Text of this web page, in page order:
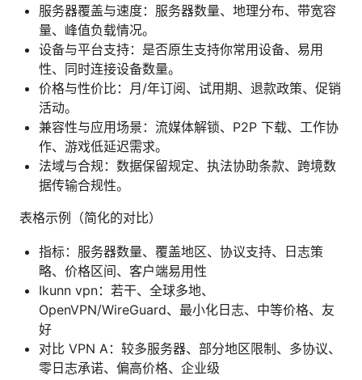
服务器覆盖与速度：服务器数量、地理分布、带宽容
量、峰值负载情况。
设备与平台支持：是否原生支持你常用设备、易用
性、同时连接设备数量。
价格与性价比：月/年订阅、试用期、退款政策、促销
活动。
兼容性与应用场景：流媒体解锁、P2P 下载、工作协
作、游戏低延迟需求。
法域与合规：数据保留规定、执法协助条款、跨境数
据传输合规性。
表格示例（简化的对比）
指标：服务器数量、覆盖地区、协议支持、日志策
略、价格区间、客户端易用性
Ikunn vpn：若干、全球多地、
OpenVPN/WireGuard、最小化日志、中等价格、友
好
对比 VPN A：较多服务器、部分地区限制、多协议、
零日志承诺、偏高价格、企业级